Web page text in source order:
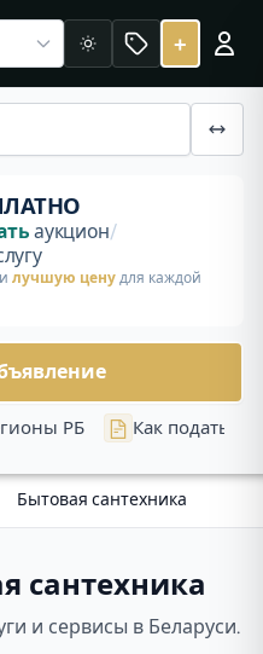
сантехника.
Светлая +
РБ Как подать
аукцион/
лучшую цену для каждой
Бытовая сантехника
сантехника
и сервисы в Беларуси.